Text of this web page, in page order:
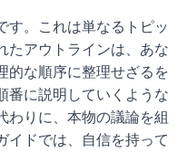
す。これは単なるトピッ
たアウトラインは、あな
的な順序に整理せざるを
番に説明していくような
わりに、本物の議論を組
イドでは、自信を持って